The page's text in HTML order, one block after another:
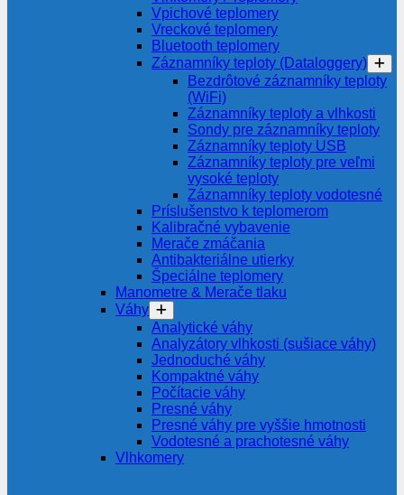
Vpichové teplomery
Vreckové teplomery
Bluetooth teplomery
Záznamníky teploty (Dataloggery)
Bezdrôtové záznamníky teploty
(WiFi)
Záznamníky teploty a vlhkosti
Sondy pre záznamníky teploty
Záznamníky teploty USB
Záznamníky teploty pre veľmi
vysoké teploty
Záznamníky teploty vodotesné
Príslušenstvo k teplomerom
Kalibračné vybavenie
Merače zmáčania
Antibakteriálne utierky
Špeciálne teplomery
Manometre & Merače tlaku
Váhy
Analytické váhy
Analyzátory vlhkosti (sušiace váhy)
Jednoduché váhy
Kompaktné váhy
Počítacie váhy
Presné váhy
Presné váhy pre vyššie hmotnosti
Vodotesné a prachotesné váhy
Vlhkomery